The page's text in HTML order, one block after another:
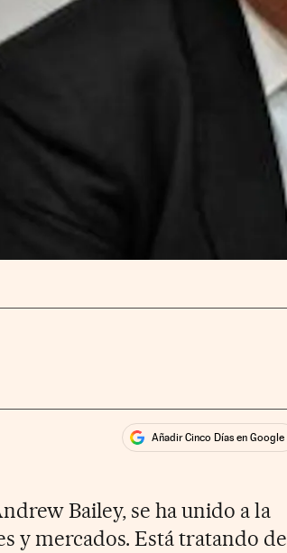
Añadir Cinco Días en Google
Bailey, se ha unido a la
y mercados. Está tratando de